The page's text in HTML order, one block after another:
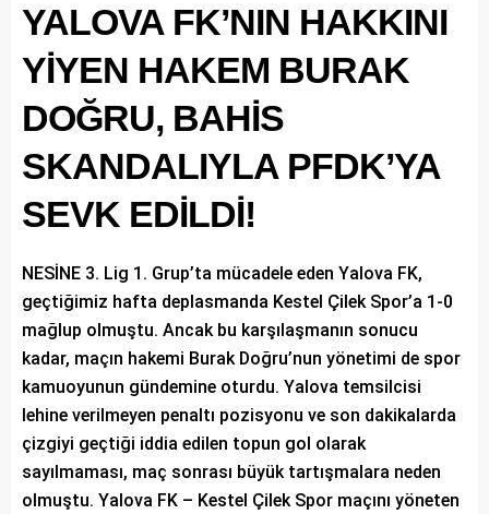
YALOVA FK’NIN HAKKINI
YİYEN HAKEM BURAK
DOĞRU, BAHİS
SKANDALIYLA PFDK’YA
SEVK EDİLDİ!
NESİNE 3. Lig 1. Grup’ta mücadele eden Yalova FK,
geçtiğimiz hafta deplasmanda Kestel Çilek Spor’a 1-0
mağlup olmuştu. Ancak bu karşılaşmanın sonucu
kadar, maçın hakemi Burak Doğru’nun yönetimi de spor
kamuoyunun gündemine oturdu. Yalova temsilcisi
lehine verilmeyen penaltı pozisyonu ve son dakikalarda
çizgiyi geçtiği iddia edilen topun gol olarak
sayılmaması, maç sonrası büyük tartışmalara neden
olmuştu. Yalova FK – Kestel Çilek Spor maçını yöneten